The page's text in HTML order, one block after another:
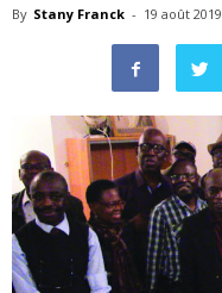
By Stany Franck - 19 août 2019